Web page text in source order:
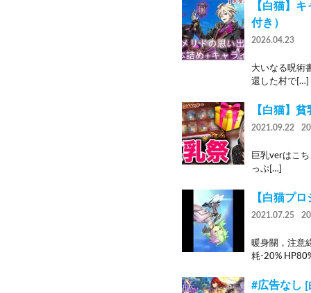
【白猫】
付き）
2026.04.23
大いなる呪
還した村で[…]
【白猫】
2021.09.22
巨乳verはこ
っぷ[…]
【白猫プ
2021.07.25
暖身關，注意
耗-20%
#広告なし